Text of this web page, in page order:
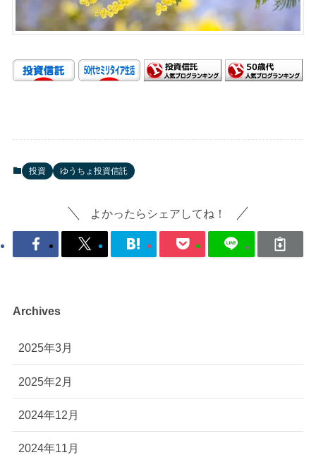
投資 ゆうちょ投資信託
よかったらシェアしてね！
Archives
2025年3月
2025年2月
2024年12月
2024年11月